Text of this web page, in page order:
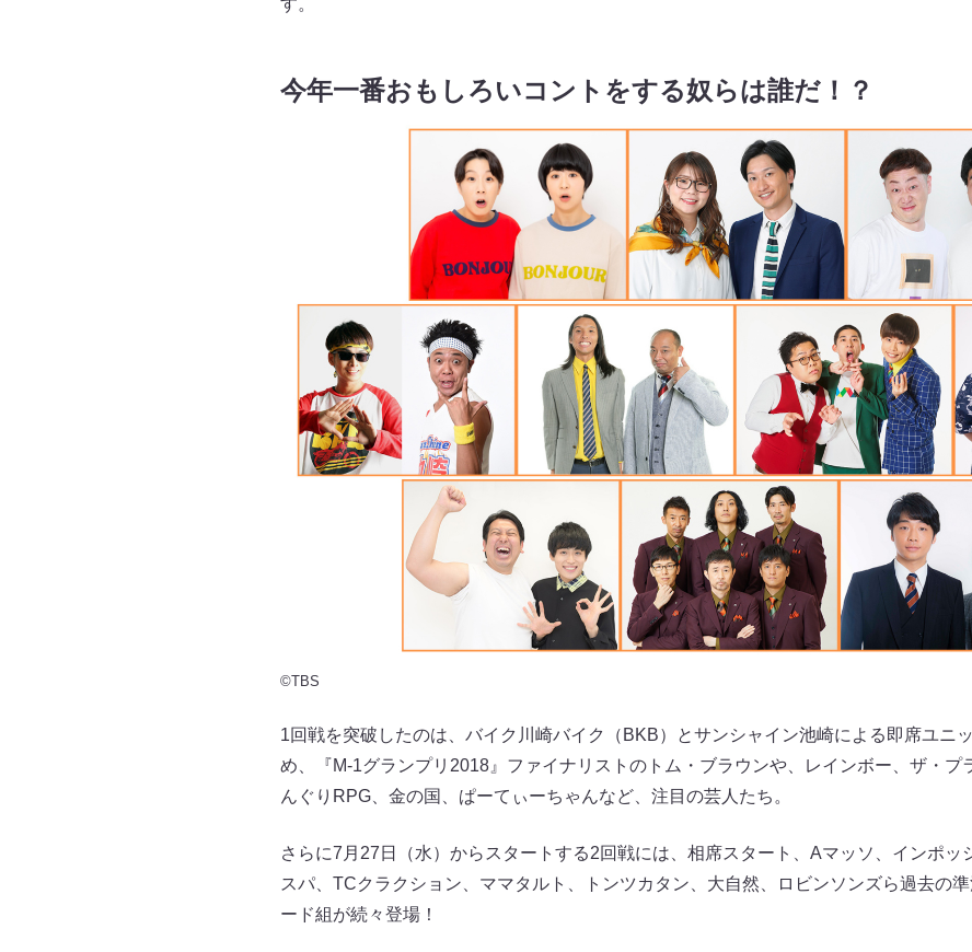
す。
今年一番おもしろいコントをする奴らは誰だ！？
©TBS
1回戦を突破したのは、バイク川崎バイク（BKB）とサンシャイン池崎による即席ユニ
め、『M-1グランプリ2018』ファイナリストのトム・ブラウンや、レインボー、ザ・プ
んぐりRPG、金の国、ぱーてぃーちゃんなど、注目の芸人たち。
さらに7月27日（水）からスタートする2回戦には、相席スタート、Aマッソ、インポッ
スパ、TCクラクション、ママタルト、トンツカタン、大自然、ロビンソンズら過去の
ード組が続々登場！